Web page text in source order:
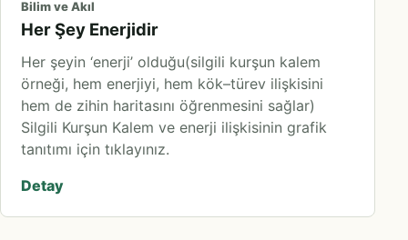
Bilim ve Akıl
Her Şey Enerjidir
Her şeyin ‘enerji’ olduğu(silgili kurşun kalem
örneği, hem enerjiyi, hem kök–türev ilişkisini
hem de zihin haritasını öğrenmesini sağlar)
Silgili Kurşun Kalem ve enerji ilişkisinin grafik
tanıtımı için tıklayınız.
Detay